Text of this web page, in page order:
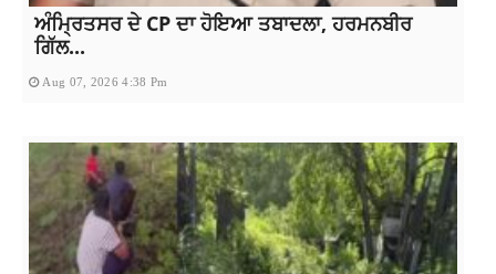
ਅੰਮ੍ਰਿਤਸਰ ਦੇ CP ਦਾ ਹੋਇਆ ਤਬਾਦਲਾ, ਹਰਮਨਬੀਰ
ਗਿੱਲ...
Aug 07, 2026 4:38 Pm